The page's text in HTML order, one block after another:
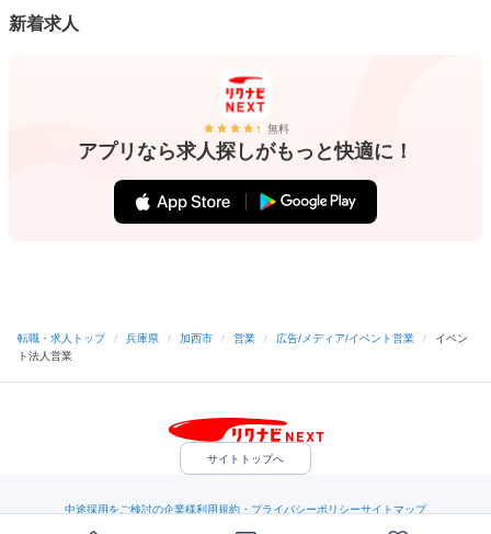
新着求人
無料
アプリなら求人探しがもっと快適に！
転職・求人トップ / 兵庫県 / 加西市 / 営業 / 広告/メディア/イベント営業 /
イベン
ト法人営業
サイトトップへ
中途採用をご検討の企業様利用規約・プライバシーポリシーサイトマップ